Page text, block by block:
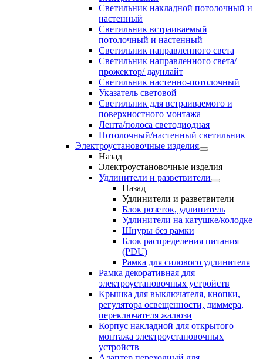
Светильник накладной потолочный и
настенный
Светильник встраиваемый
потолочный и настенный
Светильник направленного света
Светильник направленного света/
прожектор/ даунлайт
Светильник настенно-потолочный
Указатель световой
Светильник для встраиваемого и
поверхностного монтажа
Лента/полоса светодиодная
Потолочный/настенный светильник
Электроустановочные изделия
Назад
Электроустановочные изделия
Удлинители и разветвители
Назад
Удлинители и разветвители
Блок розеток, удлинитель
Удлинители на катушке/колодке
Шнуры без рамки
Блок распределения питания
(PDU)
Рамка для силового удлинителя
Рамка декоративная для
электроустановочных устройств
Крышка для выключателя, кнопки,
регулятора освещенности, диммера,
переключателя жалюзи
Корпус накладной для открытого
монтажа электроустановочных
устройств